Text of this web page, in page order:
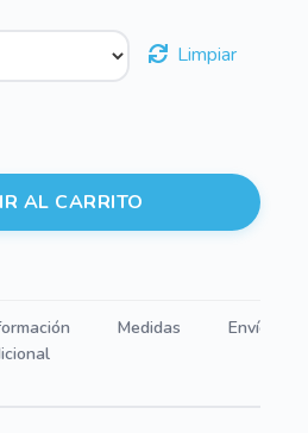
Limpiar
AL CARRITO
Medidas Envíos